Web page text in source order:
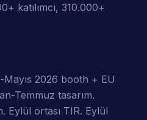
katılımcı, 310.000+
2026 booth + EU
Temmuz tasarım.
Eylül ortası TIR. Eylül